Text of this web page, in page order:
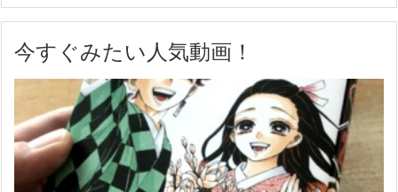
今すぐみたい人気動画！